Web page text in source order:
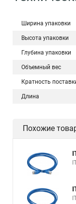
Ширина упаковки
Высота упаковки
Глубина упаковки
Объемный вес
Кратность
Длина
Похожие